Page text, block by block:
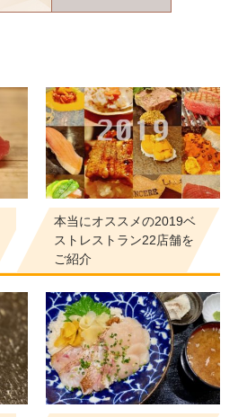
本当にオススメの2019ベ
ストレストラン22店舗を
ご紹介